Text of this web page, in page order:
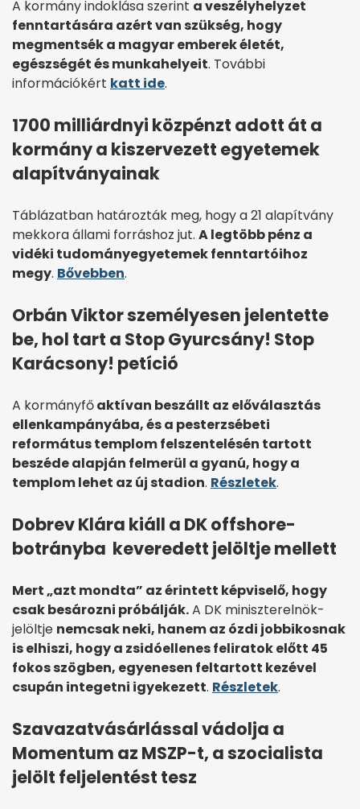
A kormány indoklása szerint a veszélyhelyzet
fenntartására azért van szükség, hogy
megmentsék a magyar emberek életét,
egészségét és munkahelyeit. További
információkért katt ide.
1700 milliárdnyi közpénzt adott át a
kormány a kiszervezett egyetemek
alapítványainak
Táblázatban határozták meg, hogy a 21 alapítvány
mekkora állami forráshoz jut. A legtöbb pénz a
vidéki tudományegyetemek fenntartóihoz
megy. Bővebben.
Orbán Viktor személyesen jelentette
be, hol tart a Stop Gyurcsány! Stop
Karácsony! petíció
A kormányfőaktívan beszállt az előválasztás
ellenkampányába, és a pesterzsébeti
református templom felszentelésén tartott
beszéde alapján felmerül a gyanú, hogy a
templom lehet az új stadion. Részletek.
Dobrev Klára kiáll a DK offshore-
botrányba keveredett jelöltje mellett
Mert „azt mondta” az érintett képviselő, hogy
csak besározni próbálják.A DK miniszterelnök-
jelöltje nemcsak neki, hanem az ózdi jobbikosnak
is elhiszi, hogy a zsidóellenes feliratok előtt 45
fokos szögben, egyenesen feltartott kezével
csupán integetni igyekezett. Részletek.
Szavazatvásárlással vádolja a
Momentum az MSZP-t, a szocialista
jelölt feljelentést tesz